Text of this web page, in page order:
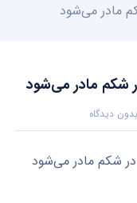
مادر می‌شود
شکم مادر می‌شود
بدون دیدگاه